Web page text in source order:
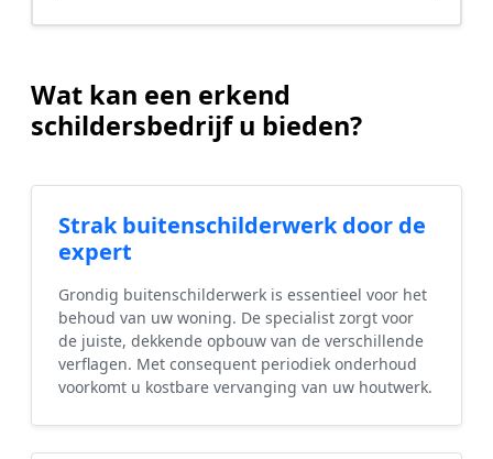
Wat kan een erkend
schildersbedrijf u bieden?
Strak buitenschilderwerk door de
expert
Grondig buitenschilderwerk is essentieel voor het
behoud van uw woning. De specialist zorgt voor
de juiste, dekkende opbouw van de verschillende
verflagen. Met consequent periodiek onderhoud
voorkomt u kostbare vervanging van uw houtwerk.